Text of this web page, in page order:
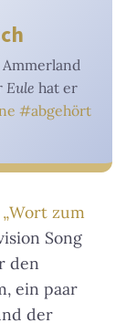
Eule hat er
#abgehört
zum
Song
den
ein paar
der